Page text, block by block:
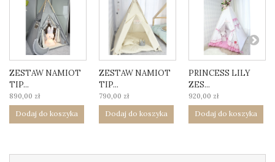
ZESTAW NAMIOT
TIP...
890,00 zł
Dodaj do koszyka
ZESTAW NAMIOT
TIP...
790,00 zł
Dodaj do koszyka
PRINCESS LILY
ZES...
920,00 zł
Dodaj do koszyka